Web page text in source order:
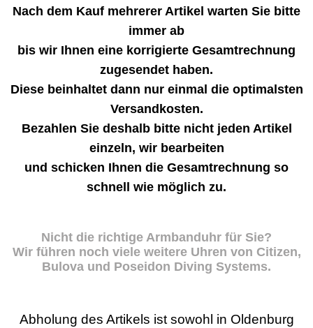
Nach dem Kauf mehrerer Artikel warten Sie bitte
immer ab
bis wir Ihnen eine korrigierte Gesamtrechnung
zugesendet haben.
Diese beinhaltet dann nur einmal die optimalsten
Versandkosten.
Bezahlen Sie deshalb bitte nicht jeden Artikel
einzeln, wir bearbeiten
und schicken Ihnen die Gesamtrechnung so
schnell wie möglich zu.
Nicht die richtige Armbanduhr für Sie?
Wir führen noch viele weitere Uhren von Citizen,
Bulova und Poseidon Diving Systems.
Abholung des Artikels ist sowohl in Oldenburg